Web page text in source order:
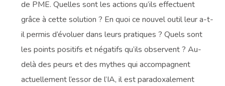
de PME. Quelles sont les actions qu’ils effectuent
grâce à cette solution ? En quoi ce nouvel outil leur a-t-
il permis d’évoluer dans leurs pratiques ? Quels sont
les points positifs et négatifs qu’ils observent ? Au-
delà des peurs et des mythes qui accompagnent
actuellement l’essor de l’IA, il est paradoxalement